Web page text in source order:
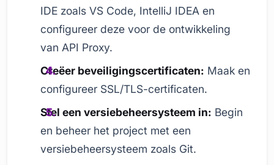
IDE zoals VS Code, IntelliJ IDEA en
configureer deze voor de ontwikkeling
van API Proxy.
Creëer beveiligingscertificaten: Maak en
configureer SSL/TLS-certificaten.
Stel een versiebeheersysteem in: Begin
en beheer het project met een
versiebeheersysteem zoals Git.